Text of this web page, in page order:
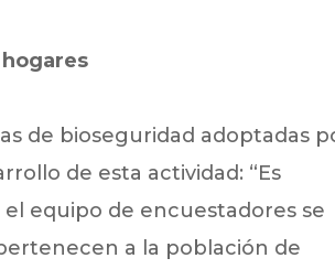
de bioseguridad adoptadas
de esta actividad: “Es
equipo de encuestadores se
a la población de